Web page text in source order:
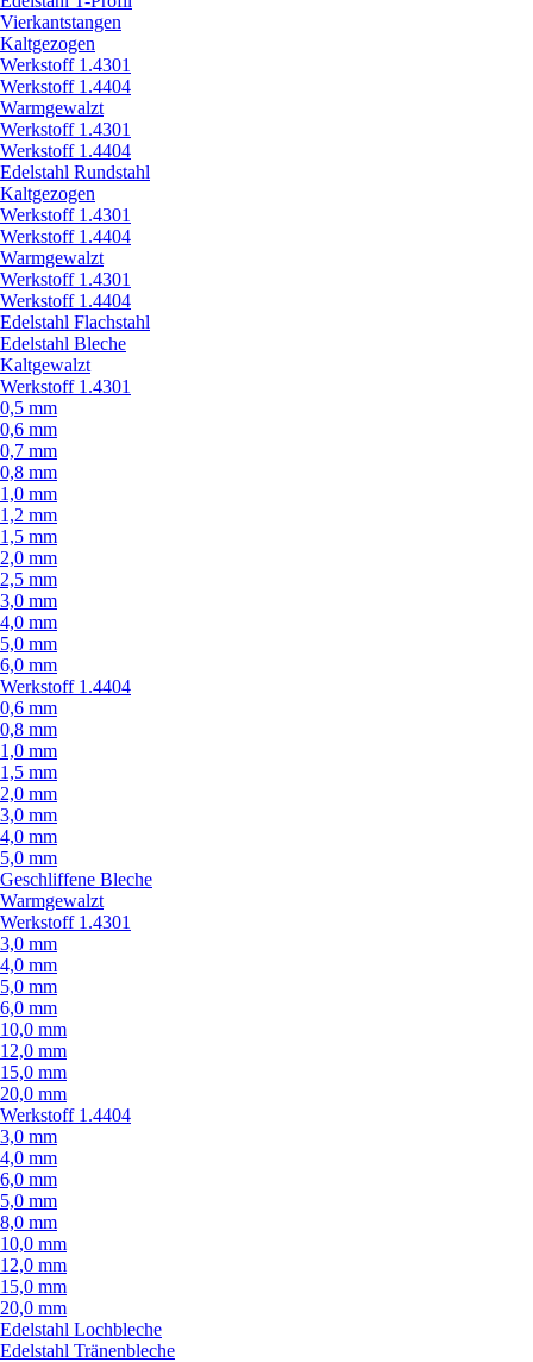
Vierkantstangen
Kaltgezogen
Werkstoff 1.4301
Werkstoff 1.4404
Warmgewalzt
Werkstoff 1.4301
Werkstoff 1.4404
Edelstahl Rundstahl
Kaltgezogen
Werkstoff 1.4301
Werkstoff 1.4404
Warmgewalzt
Werkstoff 1.4301
Werkstoff 1.4404
Edelstahl Flachstahl
Edelstahl Bleche
Kaltgewalzt
Werkstoff 1.4301
0,5 mm
0,6 mm
0,7 mm
0,8 mm
1,0 mm
1,2 mm
1,5 mm
2,0 mm
2,5 mm
3,0 mm
4,0 mm
5,0 mm
6,0 mm
Werkstoff 1.4404
0,6 mm
0,8 mm
1,0 mm
1,5 mm
2,0 mm
3,0 mm
4,0 mm
5,0 mm
Geschliffene Bleche
Warmgewalzt
Werkstoff 1.4301
3,0 mm
4,0 mm
5,0 mm
6,0 mm
10,0 mm
12,0 mm
15,0 mm
20,0 mm
Werkstoff 1.4404
3,0 mm
4,0 mm
6,0 mm
5,0 mm
8,0 mm
10,0 mm
12,0 mm
15,0 mm
20,0 mm
Edelstahl Lochbleche
Edelstahl Tränenbleche